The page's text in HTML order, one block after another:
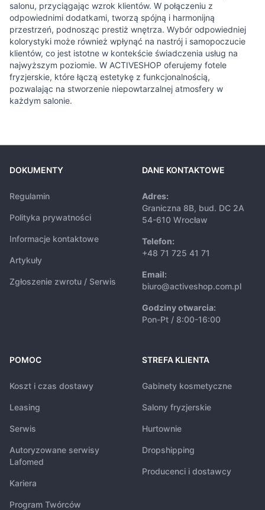
salonu, przyciągając wzrok klientów. W połączeniu z
odpowiednimi dodatkami, tworzą spójną i harmonijną
przestrzeń, podnosząc prestiż wnętrza. Wybór odpowiedniej
kolorystyki może również wpłynąć na nastrój i samopoczucie
klientów, co jest istotne w kontekście świadczenia usług na
najwyższym poziomie. W ACTIVESHOP oferujemy fotele
fryzjerskie, które łączą estetykę z funkcjonalnością,
pozwalając na stworzenie niepowtarzalnej atmosfery w
każdym salonie.
DOKUMENTY
Regulamin
Polityka prywatności
Informacje kontaktowe
Artykuły
Zgłoszenie zwrotu / Serwis
DANE KONTAKTOWE
Adres:
Graniczna 8B, bud. DC 2A
54-610 Wrocław
Telefon:
+48 71 725 41 71
Email:
biuro@activeshop.com.pl
Godziny otwarcia:
Pon-Pt / 8:00-16:00
POMOC
Koszt i czas dostawy
Leasing
Serwis
Autoryzowane serwisy
Lafomed
Kariera
Program Twórców
STREFA KLIENTA
Gabinety kosmetyczne
Salony fryzjerskie
Hurtownie
Dropshipping
Producenci i dostawcy